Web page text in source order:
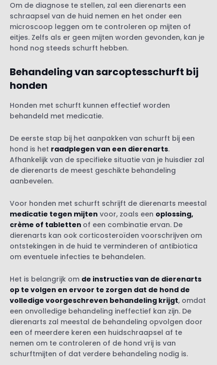
Om de diagnose te stellen, zal een dierenarts een
schraapsel van de huid nemen en het onder een
microscoop leggen om te controleren op mijten of
eitjes. Zelfs als er geen mijten worden gevonden, kan je
hond nog steeds schurft hebben.
Behandeling van sarcoptesschurft bij
honden
Honden met schurft kunnen effectief worden
behandeld met medicatie.
De eerste stap bij het aanpakken van schurft bij een
hond is het raadplegen van een dierenarts.
Afhankelijk van de specifieke situatie van je huisdier zal
de dierenarts de meest geschikte behandeling
aanbevelen.
Voor honden met schurft schrijft de dierenarts meestal
medicatie tegen mijten voor, zoals een oplossing,
crème of tabletten of een combinatie ervan. De
dierenarts kan ook corticosteroïden voorschrijven om
ontstekingen in de huid te verminderen of antibiotica
om eventuele infecties te behandelen.
Het is belangrijk om de instructies van de dierenarts
op te volgen en ervoor te zorgen dat de hond de
volledige voorgeschreven behandeling krijgt, omdat
een onvolledige behandeling ineffectief kan zijn. De
dierenarts zal meestal de behandeling opvolgen door
een of meerdere keren een huidschraapsel af te
nemen om te controleren of de hond vrij is van
schurftmijten of dat verdere behandeling nodig is.